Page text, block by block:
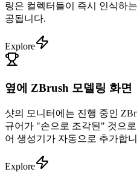
링은 컬렉터들이 즉시 인식하
공됩니다.
Explore
옆에 ZBrush 모델링 화면
샷의 모니터에는 진행 중인
규어가 "손으로 조각된" 것으
어 생성기가 자동으로 추가합
Explore